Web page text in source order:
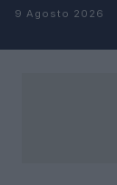
Salta al contenuto
9 Agosto 2026